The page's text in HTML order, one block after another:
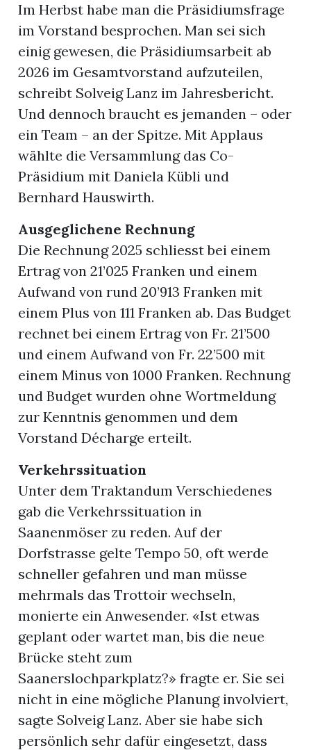
Im Herbst habe man die Präsidiumsfrage
im Vorstand besprochen. Man sei sich
einig gewesen, die Präsidiumsarbeit ab
2026 im Gesamtvorstand aufzuteilen,
schreibt Solveig Lanz im Jahresbericht.
Und dennoch braucht es jemanden – oder
ein Team – an der Spitze. Mit Applaus
wählte die Versammlung das Co-
Präsidium mit Daniela Kübli und
Bernhard Hauswirth.
Ausgeglichene Rechnung
Die Rechnung 2025 schliesst bei einem
Ertrag von 21’025 Franken und einem
Aufwand von rund 20’913 Franken mit
einem Plus von 111 Franken ab. Das Budget
rechnet bei einem Ertrag von Fr. 21’500
und einem Aufwand von Fr. 22’500 mit
einem Minus von 1000 Franken. Rechnung
und Budget wurden ohne Wortmeldung
zur Kenntnis genommen und dem
Vorstand Décharge erteilt.
Verkehrssituation
Unter dem Traktandum Verschiedenes
gab die Verkehrssituation in
Saanenmöser zu reden. Auf der
Dorfstrasse gelte Tempo 50, oft werde
schneller gefahren und man müsse
mehrmals das Trottoir wechseln,
monierte ein Anwesender. «Ist etwas
geplant oder wartet man, bis die neue
Brücke steht zum
Saanerslochparkplatz?» fragte er. Sie sei
nicht in eine mögliche Planung involviert,
sagte Solveig Lanz. Aber sie habe sich
persönlich sehr dafür eingesetzt, dass